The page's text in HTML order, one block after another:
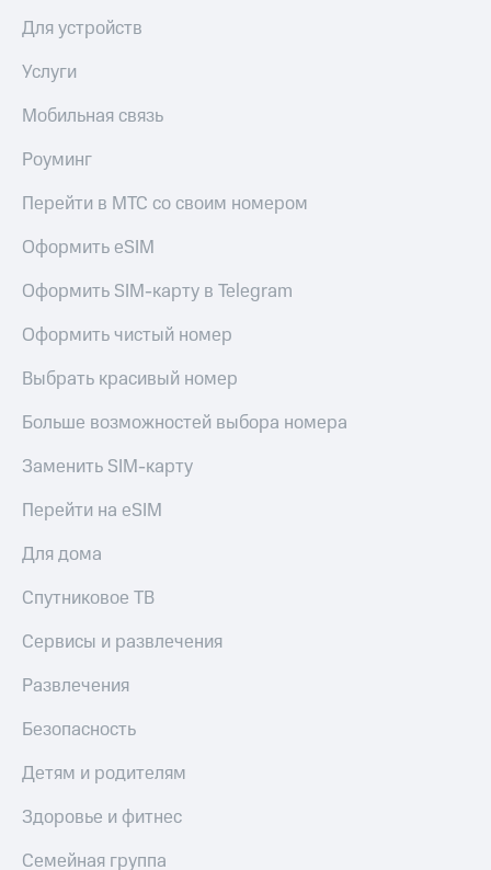
Для устройств
Услуги
Мобильная связь
Роуминг
Перейти в МТС со своим номером
Оформить eSIM
Оформить SIM-карту в Telegram
Оформить чистый номер
Выбрать красивый номер
Больше возможностей выбора номера
Заменить SIM-карту
Перейти на eSIM
Для дома
Спутниковое ТВ
Сервисы и развлечения
Развлечения
Безопасность
Детям и родителям
Здоровье и фитнес
Семейная группа